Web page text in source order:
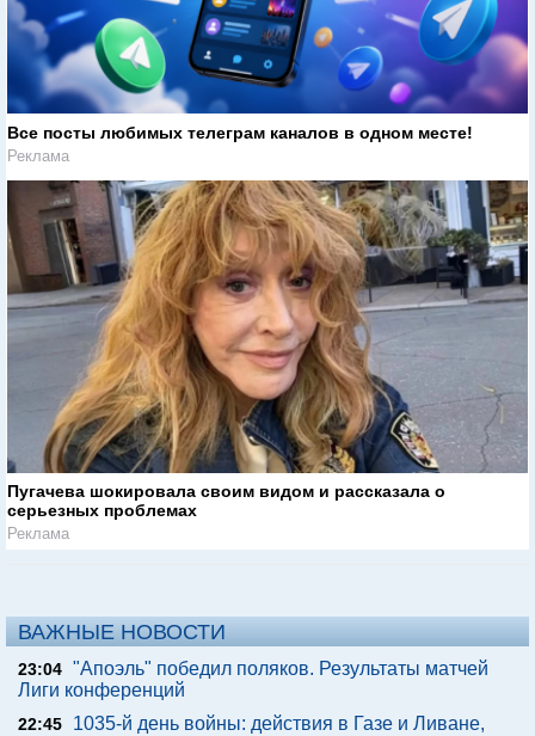
Все посты любимых телеграм каналов в одном месте!
Реклама
Пугачева шокировала своим видом и рассказала о
серьезных проблемах
Реклама
ВАЖНЫЕ НОВОСТИ
23:04 "Апоэль" победил поляков. Результаты матчей
Лиги конференций
22:45
1035-й день войны: действия в Газе и Ливане,